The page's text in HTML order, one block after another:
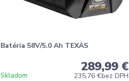
Batéria 58V/5.0 Ah TEXAS
289,99 €
235,76 €bez DPH
Skladom